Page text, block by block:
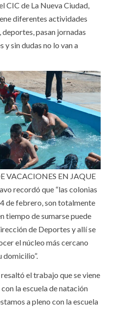
CIC de La Nueva Ciudad,
diferentes actividades
deportes, pasan jornadas
y sin dudas no lo van a
VACACIONES EN JAQUE
recordó que “las colonias
de febrero, son totalmente
tiempo de sumarse puede
de Deportes y allí se
el núcleo más cercano
domicilio”.
el trabajo que se viene
la escuela de natación
a pleno con la escuela